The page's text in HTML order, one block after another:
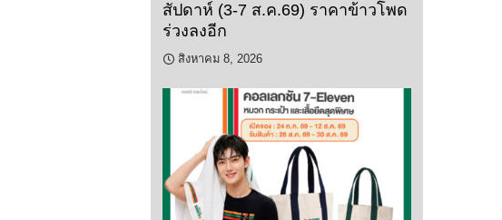
สัปดาห์ (3-7 ส.ค.69) ราคาข้าวโพด
ร่วงลงอีก
สิงหาคม 8, 2026